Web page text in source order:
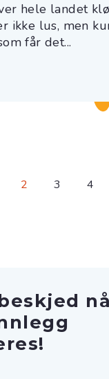
hele landet
ikke lus, men
får det...
2 3 4